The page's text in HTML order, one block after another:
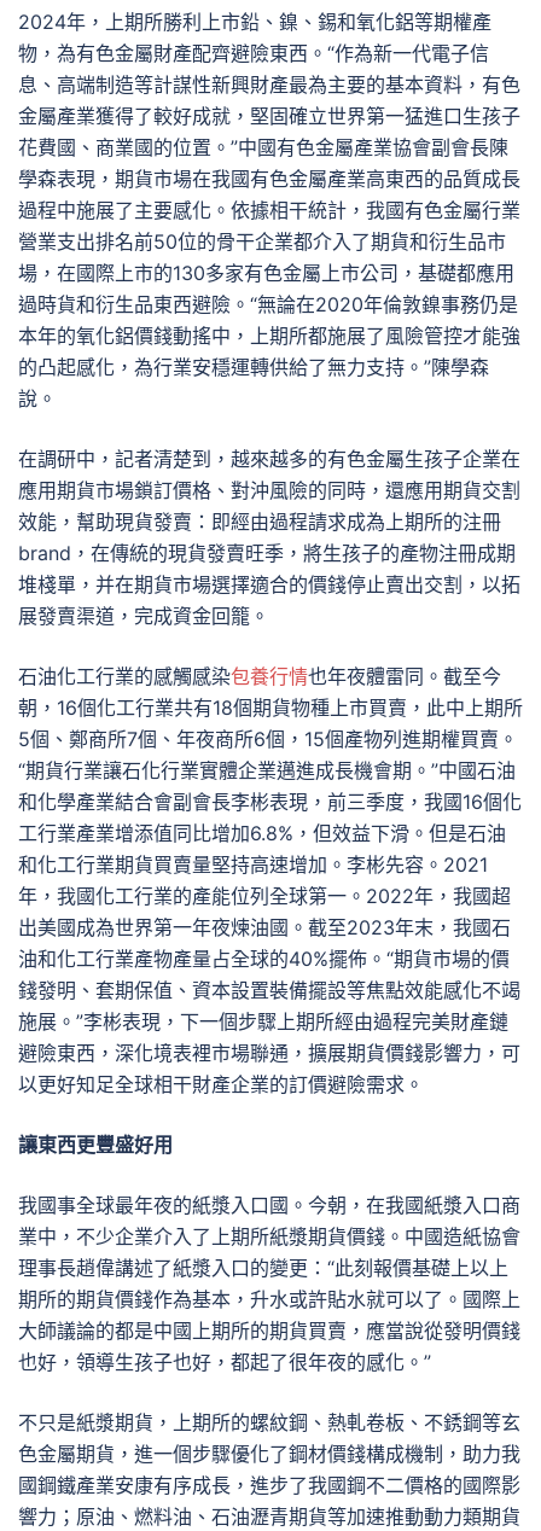
2024年，上期所勝利上市鉛、鎳、錫和氧化鋁等期權產
物，為有色金屬財產配齊避險東西。“作為新一代電子信
息、高端制造等計謀性新興財產最為主要的基本資料，有色
金屬產業獲得了較好成就，堅固確立世界第一猛進口生孩子
花費國、商業國的位置。”中國有色金屬產業協會副會長陳
學森表現，期貨市場在我國有色金屬產業高東西的品質成長
過程中施展了主要感化。依據相干統計，我國有色金屬行業
營業支出排名前50位的骨干企業都介入了期貨和衍生品市
場，在國際上市的130多家有色金屬上市公司，基礎都應用
過時貨和衍生品東西避險。“無論在2020年倫敦鎳事務仍是
本年的氧化鋁價錢動搖中，上期所都施展了風險管控才能強
的凸起感化，為行業安穩運轉供給了無力支持。”陳學森
說。
在調研中，記者清楚到，越來越多的有色金屬生孩子企業在
應用期貨市場鎖訂價格、對沖風險的同時，還應用期貨交割
效能，幫助現貨發賣：即經由過程請求成為上期所的注冊
brand，在傳統的現貨發賣旺季，將生孩子的產物注冊成期
堆棧單，并在期貨市場選擇適合的價錢停止賣出交割，以拓
展發賣渠道，完成資金回籠。
石油化工行業的感觸感染包養行情也年夜體雷同。截至今
朝，16個化工行業共有18個期貨物種上市買賣，此中上期所
5個、鄭商所7個、年夜商所6個，15個產物列進期權買賣。
“期貨行業讓石化行業實體企業邁進成長機會期。”中國石油
和化學產業結合會副會長李彬表現，前三季度，我國16個化
工行業產業增添值同比增加6.8%，但效益下滑。但是石油
和化工行業期貨買賣量堅持高速增加。李彬先容。2021
年，我國化工行業的產能位列全球第一。2022年，我國超
出美國成為世界第一年夜煉油國。截至2023年末，我國石
油和化工行業產物產量占全球的40%擺佈。“期貨市場的價
錢發明、套期保值、資本設置裝備擺設等焦點效能感化不竭
施展。”李彬表現，下一個步驟上期所經由過程完美財產鏈
避險東西，深化境表裡市場聯通，擴展期貨價錢影響力，可
以更好知足全球相干財產企業的訂價避險需求。
讓東西更豐盛好用
我國事全球最年夜的紙漿入口國。今朝，在我國紙漿入口商
業中，不少企業介入了上期所紙漿期貨價錢。中國造紙協會
理事長趙偉講述了紙漿入口的變更：“此刻報價基礎上以上
期所的期貨價錢作為基本，升水或許貼水就可以了。國際上
大師議論的都是中國上期所的期貨買賣，應當說從發明價錢
也好，領導生孩子也好，都起了很年夜的感化。”
不只是紙漿期貨，上期所的螺紋鋼、熱軋卷板、不銹鋼等玄
色金屬期貨，進一個步驟優化了鋼材價錢構成機制，助力我
國鋼鐵產業安康有序成長，進步了我國鋼不二價格的國際影
響力；原油、燃料油、石油瀝青期貨等加速推動動力類期貨